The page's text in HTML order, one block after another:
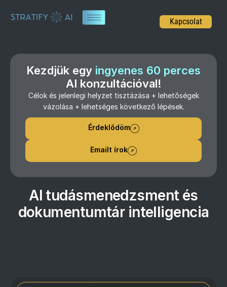
Kapcsolat
Kezdjük egy ingyenes 60 perces
AI konzultációval!
Célok és jelenlegi helyzet tisztázása + lehetőségek
vázolása + lehetséges következő lépések.
Érdeklődöm
Emailt írok
AI tudásmenedzsment és
dokumentumtár intelligencia